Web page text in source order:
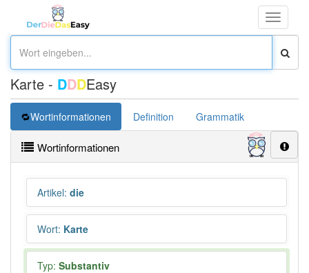
Toggle
Karte - DDDEasy
Wortinformationen Definition Grammatik
Wortinformationen
Artikel: die
Wort: Karte
Typ: Substantiv